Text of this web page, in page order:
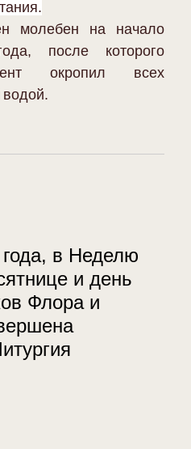
молебен на начало
после которого
окропил всех
года, в Неделю
и день
Флора и